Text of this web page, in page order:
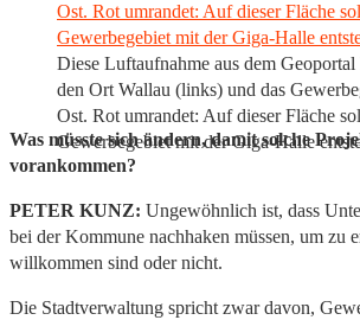
Diese Luftaufnahme aus dem Geoportal
den Ort Wallau (links) und das
Ost. Rot umrandet: Auf dieser Fläche
Gewerbegebiet mit der Giga-Halle
Was müsste sich ändern, damit solche
vorankommen?
PETER KUNZ: Ungewöhnlich ist, dass
bei der Kommune nachhaken müssen, um zu
willkommen sind oder nicht.
Die Stadtverwaltung spricht zwar davon,